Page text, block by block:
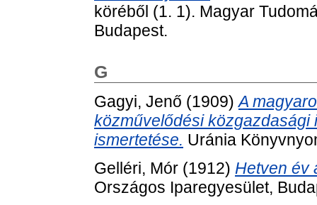
köréből (1. 1). Magyar
Budapest.
G
Gagyi, Jenő (1909)A
közművelődési
ismertetése. Uránia
Gelléri, Mór (1912) Hetven év
Országos Iparegyesület,